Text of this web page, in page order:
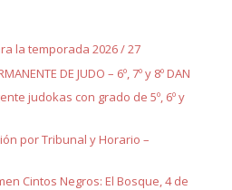
la temporada 2026 / 27
DE JUDO – 6º, 7º y 8º DAN
judokas con grado de 5º, 6º y
por Tribunal y Horario –
Cintos Negros: El Bosque, 4 de